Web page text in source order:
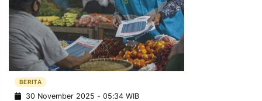
INFORMASI
PRIVACY
POLICY
BERITA
WARGA
INFORMASI
IKLAN TULISAN
BERITA
30 November 2025 - 05:34 WIB